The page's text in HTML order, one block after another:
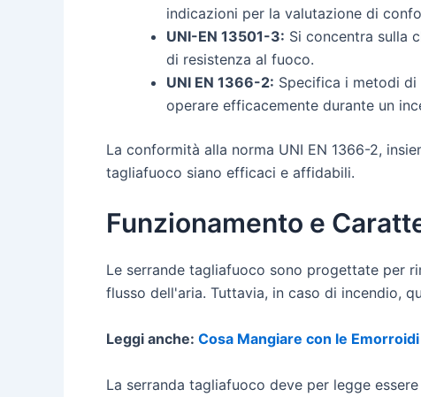
indicazioni per la valutazione di
UNI-EN 13501-3: Si concentra sulla
di resistenza al fuoco.
UNI EN 1366-2: Specifica i metodi di
operare efficacemente durante un
La conformità alla norma UNI EN 1366-2,
tagliafuoco siano efficaci e affidabili.
Funzionamento e
Le serrande tagliafuoco sono progettate per
flusso dell'aria. Tuttavia, in caso di incendio,
Leggi anche: Cosa Mangiare con le Emorroidi
La serranda tagliafuoco deve per legge